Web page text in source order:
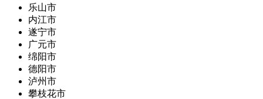
乐山市
内江市
遂宁市
广元市
绵阳市
德阳市
泸州市
攀枝花市